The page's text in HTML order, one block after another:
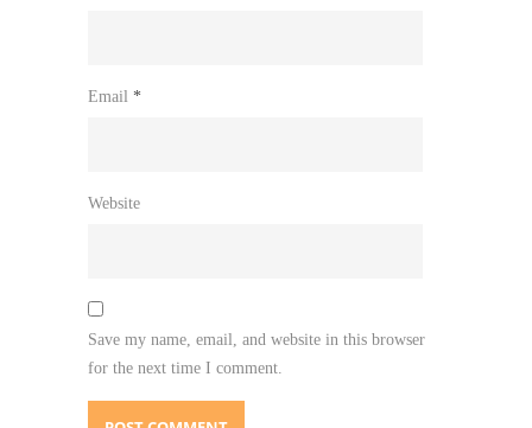
Email *
Website
Save my name, email, and website in this browser
for the next time I comment.